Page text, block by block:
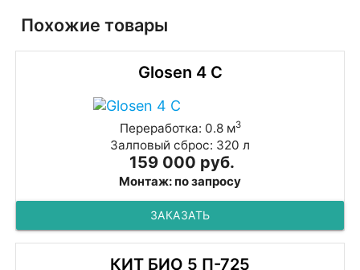
Похожие товары
Glosen 4 С
Переработка: 0.8 м3
Залповый сброс: 320 л
159 000 руб.
Монтаж: по запросу
ЗАКАЗАТЬ
КИТ БИО 5 П-725